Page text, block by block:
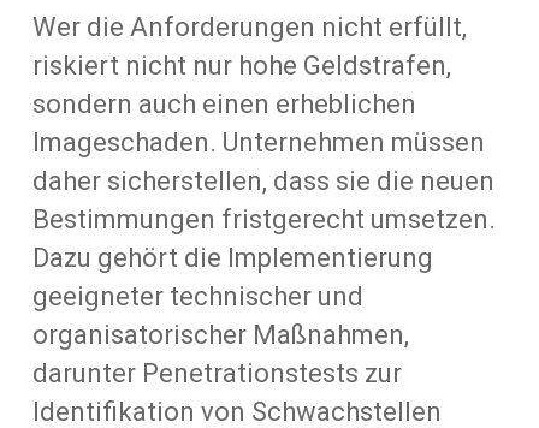
Wer die Anforderungen nicht erfüllt,
riskiert nicht nur hohe Geldstrafen,
sondern auch einen erheblichen
Imageschaden. Unternehmen müssen
daher sicherstellen, dass sie die neuen
Bestimmungen fristgerecht umsetzen.
Dazu gehört die Implementierung
geeigneter technischer und
organisatorischer Maßnahmen,
darunter Penetrationstests zur
Identifikation von Schwachstellen